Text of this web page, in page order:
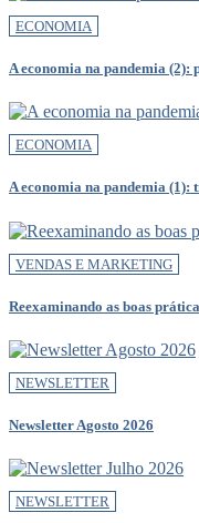
ECONOMIA
A economia na pandemia
ECONOMIA
A economia na pandemia (1):
VENDAS E MARKETING
Reexaminando as boas
NEWSLETTER
Newsletter Agosto 2026
NEWSLETTER